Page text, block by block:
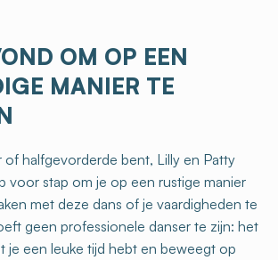
OM OP EEN
MANIER TE
of halfgevorderde bent, Lilly en Patty
voor stap om je op een rustige manier
met deze dans of je vaardigheden te
geen professionele danser te zijn: het
je een leuke tijd hebt en beweegt op